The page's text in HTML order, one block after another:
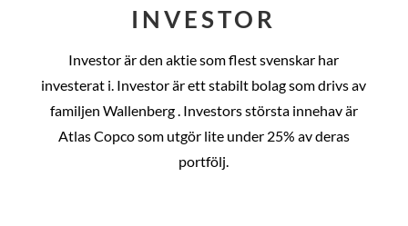
INVESTOR
Investor är den aktie som flest svenskar har
investerat i. Investor är ett stabilt bolag som drivs av
familjen Wallenberg . Investors största innehav är
Atlas Copco som utgör lite under 25% av deras
portfölj.